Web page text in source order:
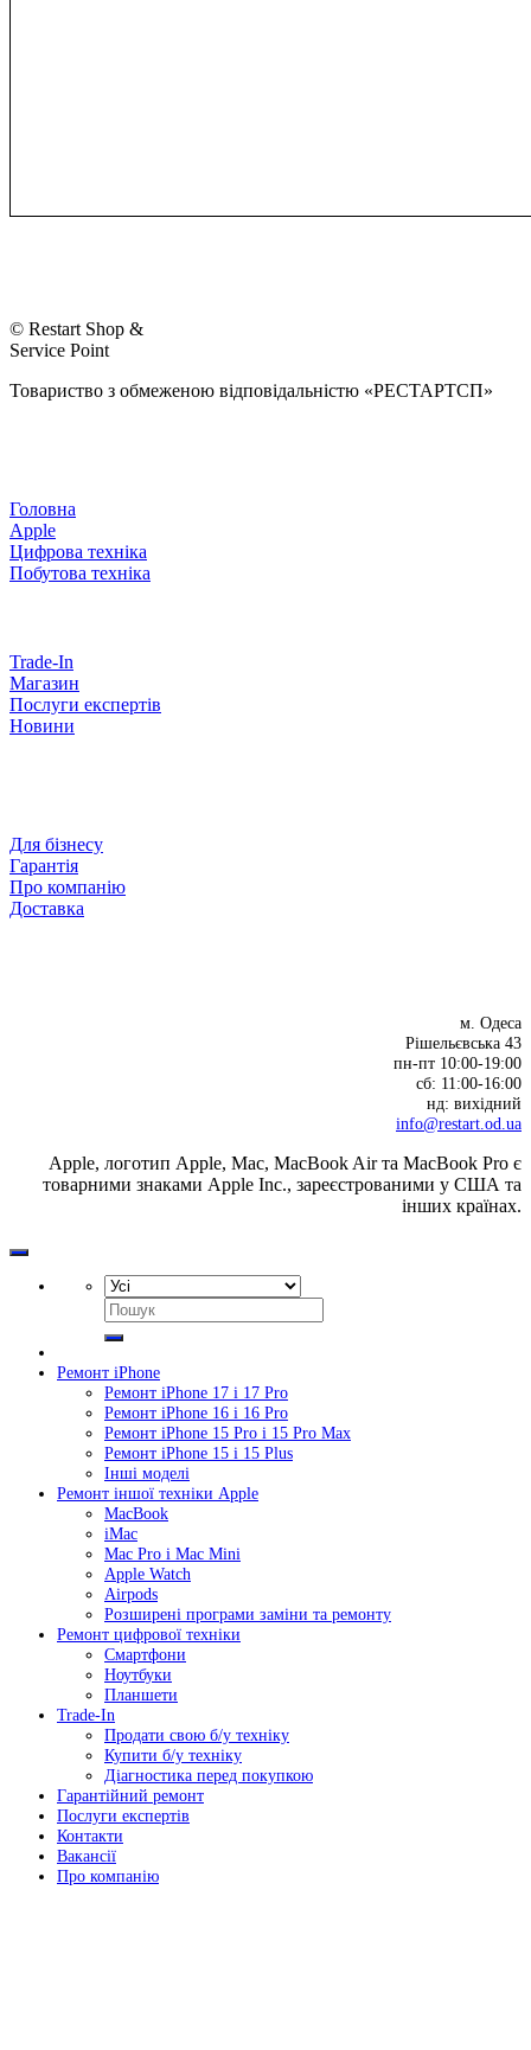
© Restart Shop &
Service Point
Товариство з обмеженою відповідальністю «РЕСТАРТСП»
Головна
Apple
Цифрова техніка
Побутова техніка
Trade-In
Магазин
Послуги експертів
Новини
Для бізнесу
Гарантія
Про компанію
Доставка
м. Одеса
Рішельєвська 43
пн-пт 10:00-19:00
cб: 11:00-16:00
нд: вихідний
info@restart.od.ua
Apple, логотип Apple, Mac, MacBook Air та MacBook Pro є
товарними знаками Apple Inc., зареєстрованими у США та
інших країнах.
Шукати:
Ремонт iPhone
Ремонт iPhone 17 і 17 Pro
Ремонт iPhone 16 і 16 Pro
Ремонт iPhone 15 Pro і 15 Pro Max
Ремонт iPhone 15 і 15 Plus
Інші моделі
Ремонт іншої техніки Apple
MacBook
iMac
Mac Pro і Mac Mini
Apple Watch
Airpods
Розширені програми заміни та ремонту
Ремонт цифрової техніки
Смартфони
Ноутбуки
Планшети
Trade-In
Продати свою б/у техніку
Купити б/у техніку
Діагностика перед покупкою
Гарантійний ремонт
Послуги експертів
Контакти
Вакансії
Про компанію